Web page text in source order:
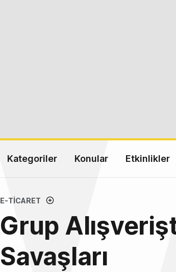
Kategoriler Konular Etkinlikler
E-TICARET
Grup
Savaşları